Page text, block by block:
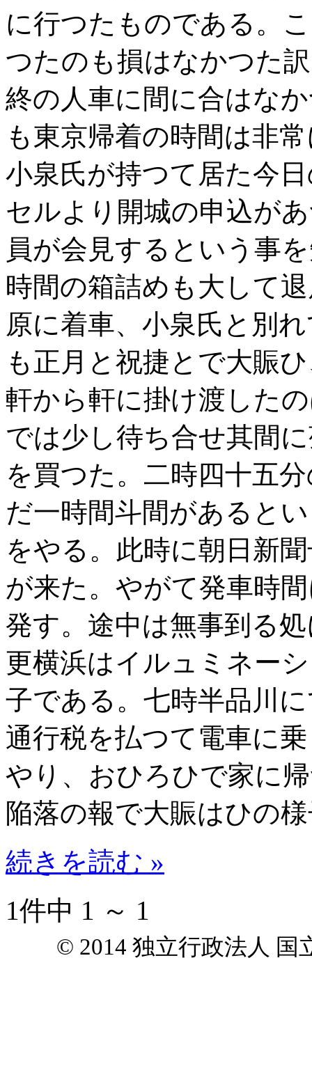
に行つたものである。
つたのも損はなかつた
終の人車に間に合はな
も東京帰着の時間は非
小泉氏が持つて居た今
セルより開城の申込が
員が会見するという事
時間の箱詰めも大して
原に着車、小泉氏と別
も正月と祝捷とで大賑
軒から軒に掛け渡した
では少し待ち合せ其間
を買つた。二時四十五
だ一時間斗間があると
をやる。此時に朝日新
が来た。やがて発車時
発す。途中は無事到る
更横浜はイルュミネー
子である。七時半品川
通行税を払つて電車に
やり、おひろひで家に
陥落の報で大賑はひの
続きを読む »
1件中 1 ～ 1
© 2014 独立行政法人 国